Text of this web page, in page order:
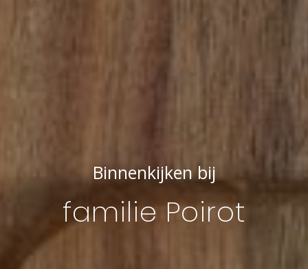
Binnenkijken bij
familie Poirot